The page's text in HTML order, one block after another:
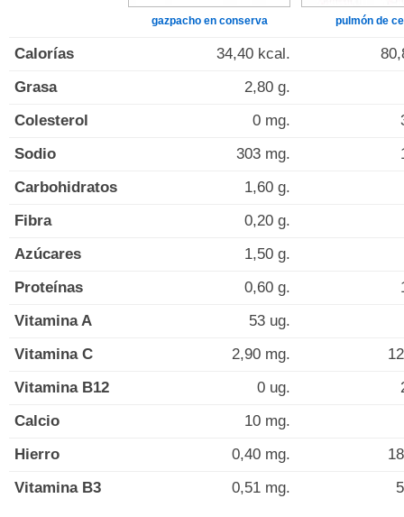
gazpacho en conserva pulmón de
Calorías 34,40 kcal.
Grasa
2,80 g.
Colesterol
0 mg.
Sodio
303 mg.
Carbohidratos
1,60 g.
Fibra
0,20 g.
Azúcares
1,50 g.
Proteínas
0,60 g.
Vitamina A
53 ug.
Vitamina C
2,90 mg.
Vitamina B12
0 ug.
Calcio
10 mg.
Hierro
0,40 mg.
Vitamina B3
0,51 mg.